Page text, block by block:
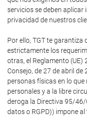
servicios se deben aplicar
privacidad de nuestros
Por ello, TGT te garantiza
estrictamente los
otras, el Reglamento (UE)
Consejo, de 27 de abril
personas físicas en lo
personales y a la libre
deroga la Directiva 95/46/
datos o RGPD)) impone